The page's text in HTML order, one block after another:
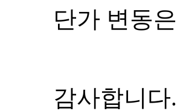
단가 변동
감사합니다.